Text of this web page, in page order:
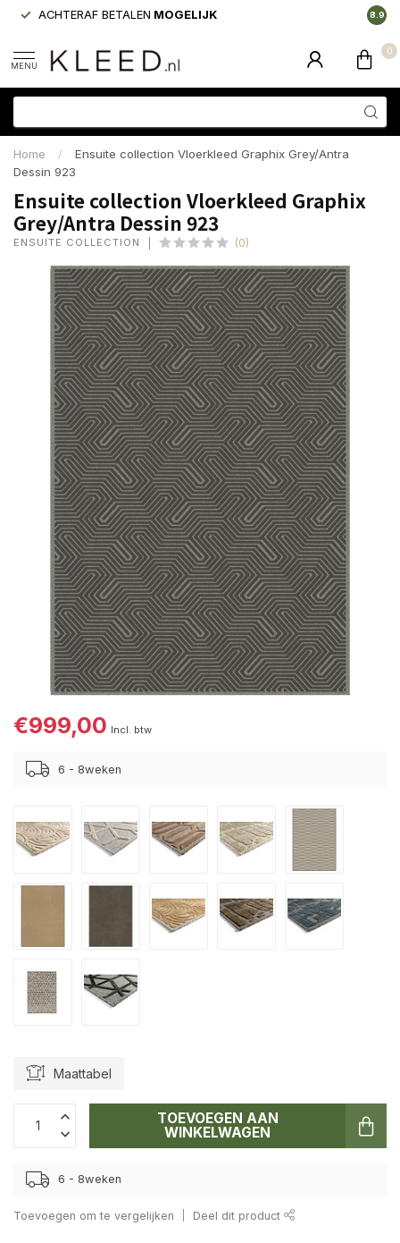
ACHTERAF BETALEN MOGELIJK 8.9
MENU
0
Home /
Ensuite collection Vloerkleed Graphix Grey/Antra
Dessin 923
Ensuite collection Vloerkleed Graphix
Grey/Antra Dessin 923
ENSUITE COLLECTION (0)
€999,00 Incl. btw
6 - 8weken
Maattabel
TOEVOEGEN AAN
WINKELWAGEN
6 - 8weken
Toevoegen om te vergelijken Deel dit product